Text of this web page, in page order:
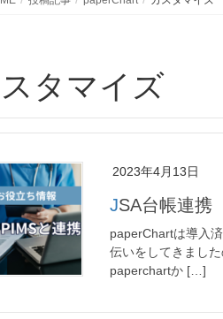
タマイズ
2023年4月13日
JSA台帳連
paperChartは導入
伝いをしてきまし
paperchartか […]